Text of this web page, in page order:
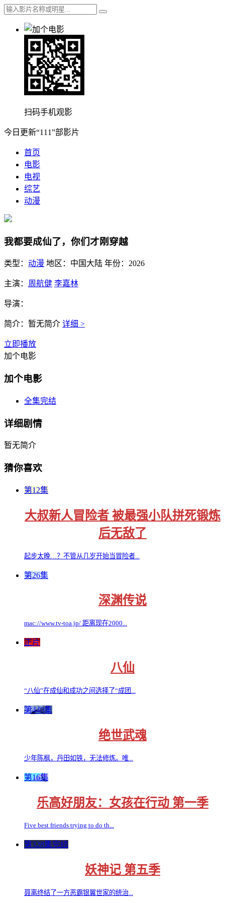
扫码手机观影
今日更新“111”部影片
首页
电影
电视
综艺
动漫
我都要成仙了，你们才刚穿越
类型： 动漫 地区： 中国大陆 年份： 2026
主演： 周航健 李嘉林
导演：
简介： 暂无简介 详细 >
立即播放
加个电影
加个电影
全集完结
详细剧情
暂无简介
猜你喜欢
第12集
大叔新人冒险者 被最强小队拼死锻炼
后无敌了
起步太晚…？不管从几岁开始当冒险者...
第26集
深渊传说
mac://www.tv-toa.jp/ 距离现在2000...
正片
八仙
“八仙”在成仙和成功之间选择了“成团...
第440集
绝世武魂
少年陈枫，丹田如铁，无法修炼。唯...
第16集
乐高好朋友：女孩在行动 第一季
Five best friends trying to do th...
第328集完结
妖神记 第五季
聂离终结了一方恶霸银翼世家的统治...